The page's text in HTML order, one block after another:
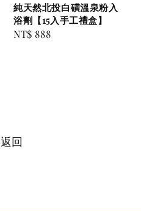
純天然北投白磺溫泉粉入
浴劑【15入手工禮盒】
Regular
NT$ 888
返回